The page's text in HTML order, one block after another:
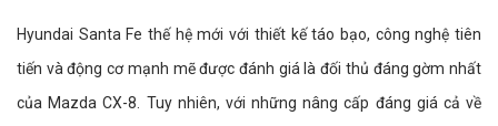
Hyundai Santa Fe thế hệ mới với thiết kế táo bạo, công nghệ tiên
tiến và động cơ mạnh mẽ được đánh giá là đối thủ đáng gờm nhất
của Mazda CX-8. Tuy nhiên, với những nâng cấp đáng giá cả về